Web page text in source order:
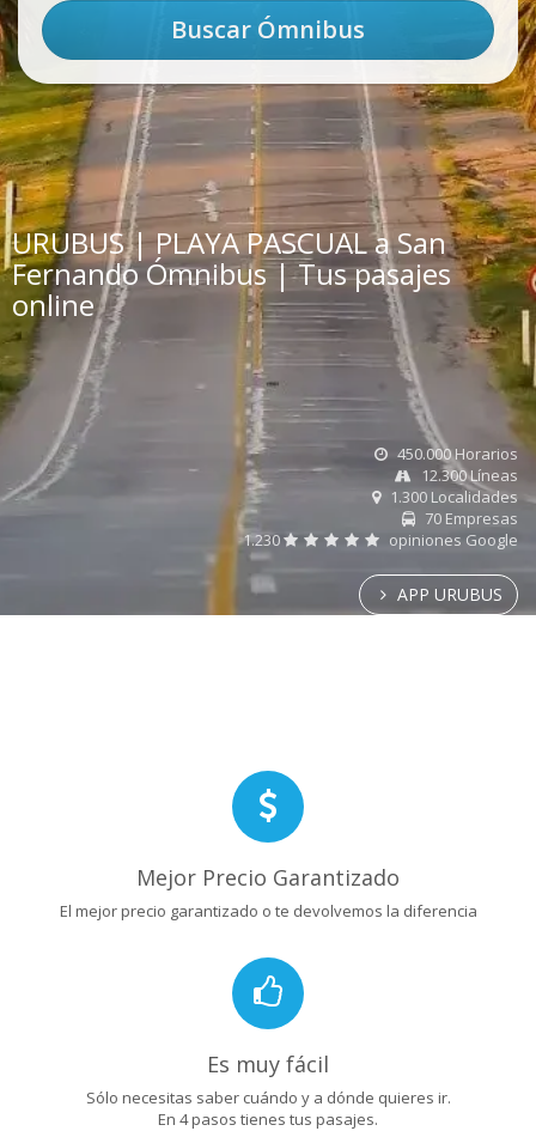
URUBUS | PLAYA PASCUAL a San
Fernando Ómnibus | Tus pasajes
online
450.000 Horarios
12.300 Líneas
1.300 Localidades
70 Empresas
1.230
opiniones Google
APP URUBUS
Mejor Precio Garantizado
El mejor precio garantizado o te devolvemos la diferencia
Es muy fácil
Sólo necesitas saber cuándo y a dónde quieres ir.
En 4 pasos tienes tus pasajes.